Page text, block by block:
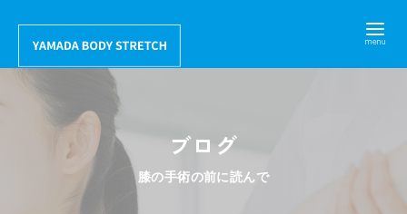
テ
ブログ
膝の手術の前に読んで